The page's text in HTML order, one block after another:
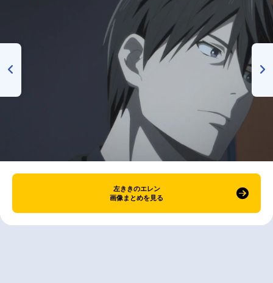
左ききのエレン
画像まとめを見る